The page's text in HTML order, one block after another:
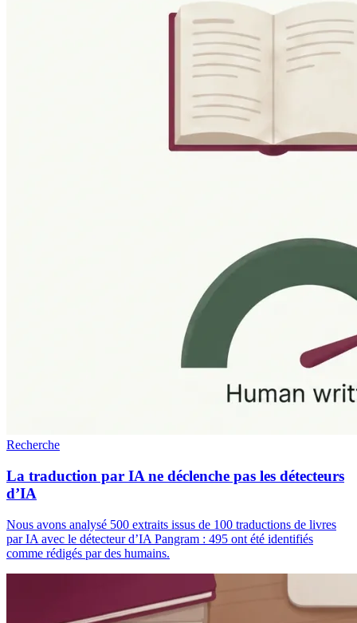
Recherche
La traduction par IA ne déclenche pas les détecteurs
d’IA
Nous avons analysé 500 extraits issus de 100 traductions de livres
par IA avec le détecteur d’IA Pangram : 495 ont été identifiés
comme rédigés par des humains.